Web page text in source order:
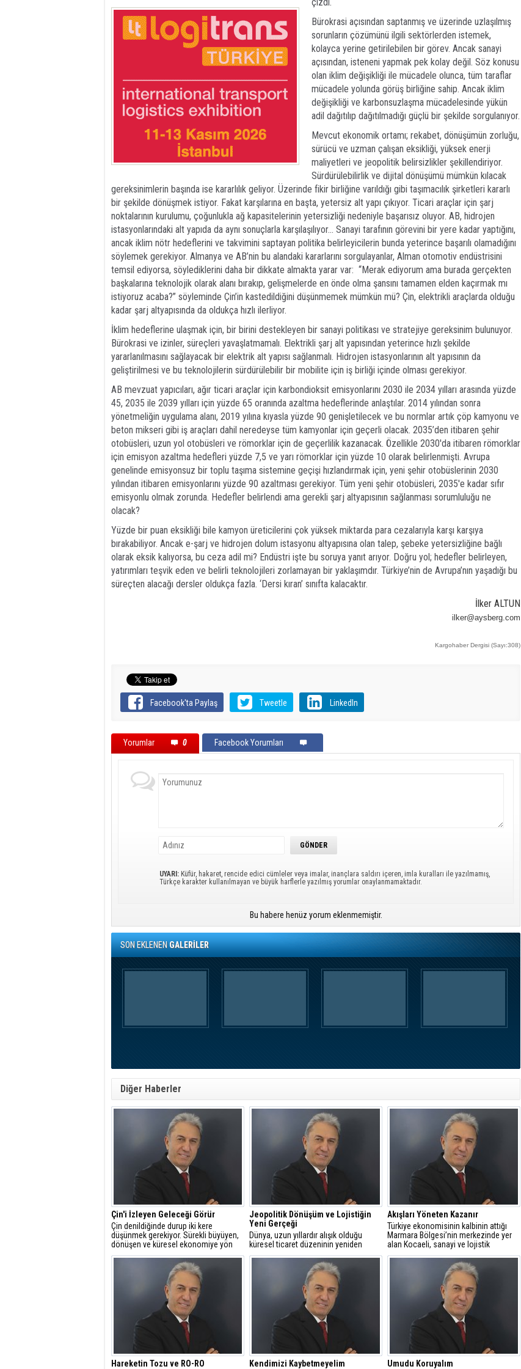
Bürokrasi açısından saptanmış ve üzerinde uzlaşılmış
sorunların çözümünü ilgili sektörlerden istemek,
kolayca yerine getirilebilen bir görev. Ancak sanayi
açısından, isteneni yapmak pek kolay değil. Söz konusu
olan iklim değişikliği ile mücadele olunca, tüm taraflar
mücadele yolunda görüş birliğine sahip. Ancak iklim
değişikliği ve karbonsuzlaşma mücadelesinde yükün
adil dağıtılıp dağıtılmadığı güçlü bir şekilde sorgulanıyor.
Mevcut ekonomik ortamı; rekabet, dönüşümün zorluğu,
sürücü ve uzman çalışan eksikliği, yüksek enerji
maliyetleri ve jeopolitik belirsizlikler şekillendiriyor.
Sürdürülebilirlik ve dijital dönüşümü mümkün kılacak
gereksinimlerin başında ise kararlılık geliyor. Üzerinde fikir birliğine varıldığı gibi taşımacılık şirketleri kararlı
bir şekilde dönüşmek istiyor. Fakat karşılarına en başta, yetersiz alt yapı çıkıyor. Ticari araçlar için şarj
noktalarının kurulumu, çoğunlukla ağ kapasitelerinin yetersizliği nedeniyle başarısız oluyor. AB, hidrojen
istasyonlarındaki alt yapıda da aynı sonuçlarla karşılaşılıyor... Sanayi tarafının görevini bir yere kadar yaptığını,
ancak iklim nötr hedeflerini ve takvimini saptayan politika belirleyicilerin bunda yeterince başarılı olamadığını
söylemek gerekiyor. Almanya ve AB’nin bu alandaki kararlarını sorgulayanlar, Alman otomotiv endüstrisini
temsil ediyorsa, söylediklerini daha bir dikkate almakta yarar var: “Merak ediyorum ama burada gerçekten
başkalarına teknolojik olarak alanı bırakıp, gelişmelerde en önde olma şansını tamamen elden kaçırmak mı
istiyoruz acaba?” söyleminde Çin’in kastedildiğini düşünmemek mümkün mü? Çin, elektrikli araçlarda olduğu
kadar şarj altyapısında da oldukça hızlı ilerliyor.
İklim hedeflerine ulaşmak için, bir birini destekleyen bir sanayi politikası ve stratejiye gereksinim bulunuyor.
Bürokrasi ve izinler, süreçleri yavaşlatmamalı. Elektrikli şarj alt yapısından yeterince hızlı şekilde
yararlanılmasını sağlayacak bir elektrik alt yapısı sağlanmalı. Hidrojen istasyonlarının alt yapısının da
geliştirilmesi ve bu teknolojilerin sürdürülebilir bir mobilite için iş birliği içinde olması gerekiyor.
AB mevzuat yapıcıları, ağır ticari araçlar için karbondioksit emisyonlarını 2030 ile 2034 yılları arasında yüzde
45, 2035 ile 2039 yılları için yüzde 65 oranında azaltma hedeflerinde anlaştılar. 2014 yılından sonra
yönetmeliğin uygulama alanı, 2019 yılına kıyasla yüzde 90 genişletilecek ve bu normlar artık çöp kamyonu ve
beton mikseri gibi iş araçları dahil neredeyse tüm kamyonlar için geçerli olacak. 2035’den itibaren şehir
otobüsleri, uzun yol otobüsleri ve römorklar için de geçerlilik kazanacak. Özellikle 2030'da itibaren römorklar
için emisyon azaltma hedefleri yüzde 7,5 ve yarı römorklar için yüzde 10 olarak belirlenmişti. Avrupa
genelinde emisyonsuz bir toplu taşıma sistemine geçişi hızlandırmak için, yeni şehir otobüslerinin 2030
yılından itibaren emisyonlarını yüzde 90 azaltması gerekiyor. Tüm yeni şehir otobüsleri, 2035'e kadar sıfır
emisyonlu olmak zorunda. Hedefler belirlendi ama gerekli şarj altyapısının sağlanması sorumluluğu ne
olacak?
Yüzde bir puan eksikliği bile kamyon üreticilerini çok yüksek miktarda para cezalarıyla karşı karşıya
bırakabiliyor. Ancak e-şarj ve hidrojen dolum istasyonu altyapısına olan talep, şebeke yetersizliğine bağlı
olarak eksik kalıyorsa, bu ceza adil mi? Endüstri işte bu soruya yanıt arıyor. Doğru yol; hedefler belirleyen,
yatırımları teşvik eden ve belirli teknolojileri zorlamayan bir yaklaşımdır. Türkiye’nin de Avrupa’nın yaşadığı bu
süreçten alacağı dersler oldukça fazla. ‘Dersi kıran’ sınıfta kalacaktır.
İlker ALTUN
ilker@aysberg.com
Kargohaber Dergisi (Sayı:308)
Facebook'ta Paylaş Tweetle LinkedIn
Yorumlar 0 Facebook Yorumları
UYARI: Küfür, hakaret, rencide edici cümleler veya imalar, inançlara saldırı içeren, imla kuralları ile yazılmamış,
Türkçe karakter kullanılmayan ve büyük harflerle yazılmış yorumlar onaylanmamaktadır.
Bu habere henüz yorum eklenmemiştir.
SON EKLENENGALERİLER
Diğer Haberler
Çin'i İzleyen Geleceği Görür
Çin denildiğinde durup iki kere
düşünmek gerekiyor. Sürekli büyüyen,
dönüşen ve küresel ekonomiye yön
veren devasa bir organizmadan söz
Jeopolitik Dönüşüm ve Lojistiğin
Yeni Gerçeği
Dünya, uzun yıllardır alışık olduğu
küresel ticaret düzeninin yeniden
şekillendiği tarihi bir döneme tanıklık
Akışları Yöneten Kazanır
Türkiye ekonomisinin kalbinin attığı
Marmara Bölgesi’nin merkezinde yer
alan Kocaeli, sanayi ve lojistik
açısından yalnızca bir şehir değil; aynı
zamanda bir kavşak noktasıdır.
Hareketin Tozu ve RO-RO
Kendimizi Kaybetmeyelim Umudu Koruyalım